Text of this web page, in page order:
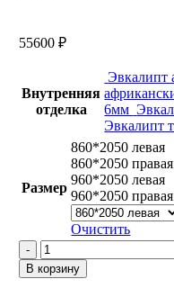
55600₽
Внутренняя
отделка
Эвкалипт
6мм
Эвкалипт
Размер
860*2050 левая
860*2050 правая
960*2050 левая
960*2050 правая
Очистить
Количество
товара
Комета
В корзину